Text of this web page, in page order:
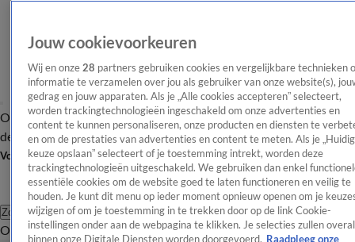
OverzichtAfleveringen Entertainment TV Algemeen
Tip
de redactieNieuwsbrief
Volg Shownieuws
Zoeken
OverzichtEntertainmentSpraakmakendRealityCrimeVideo's
Jouw cookievoorkeuren
Wij en onze 28 partners gebruiken cookies en vergelijkbare technieken
informatie te verzamelen over jou als gebruiker van onze website(s),
gedrag en jouw apparaten. Als je „Alle cookies accepteren” selecteert,
worden trackingtechnologieën ingeschakeld om onze advertenties en
content te kunnen personaliseren, onze producten en diensten te
en om de prestaties van advertenties en content te meten. Als je
keuze opslaan” selecteert of je toestemming intrekt, worden deze
trackingtechnologieën uitgeschakeld. We gebruiken dan enkel
essentiële cookies om de website goed te laten functioneren en veilig te
houden. Je kunt dit menu op ieder moment opnieuw openen om je
wijzigen of om je toestemming in te trekken door op de link Cookie-
instellingen onder aan de webpagina te klikken. Je selecties zullen overal
binnen onze Digitale Diensten worden doorgevoerd. Raadpleeg onze